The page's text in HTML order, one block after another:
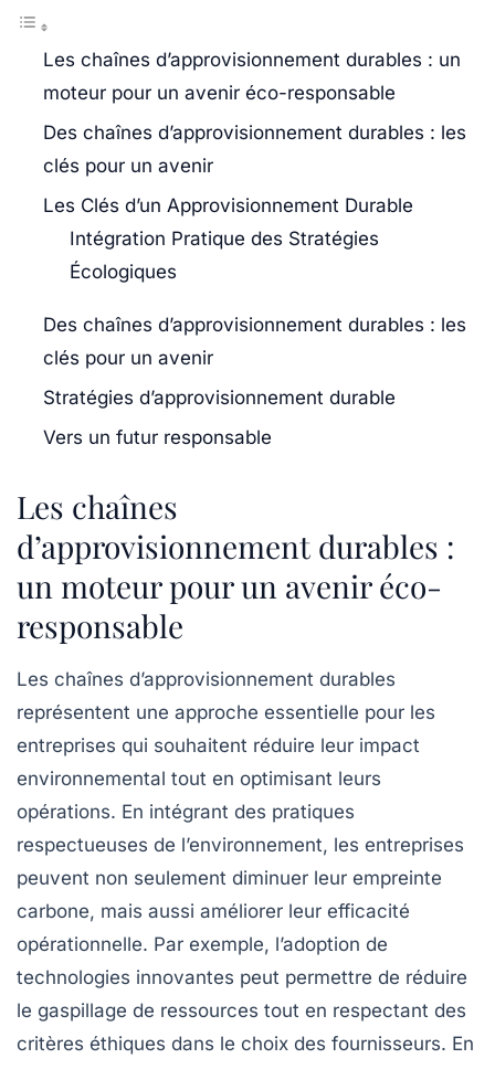
Les chaînes d’approvisionnement durables : un
moteur pour un avenir éco-responsable
Des chaînes d’approvisionnement durables : les
clés pour un avenir
Les Clés d’un Approvisionnement Durable
Intégration Pratique des Stratégies
Écologiques
Des chaînes d’approvisionnement durables : les
clés pour un avenir
Stratégies d’approvisionnement durable
Vers un futur responsable
Les chaînes
d’approvisionnement durables :
un moteur pour un avenir éco-
responsable
Les chaînes d’approvisionnement durables
représentent une approche essentielle pour les
entreprises qui souhaitent réduire leur impact
environnemental tout en optimisant leurs
opérations. En intégrant des pratiques
respectueuses de l’environnement, les entreprises
peuvent non seulement diminuer leur empreinte
carbone, mais aussi améliorer leur efficacité
opérationnelle. Par exemple, l’adoption de
technologies innovantes peut permettre de réduire
le gaspillage de ressources tout en respectant des
critères éthiques dans le choix des fournisseurs. En